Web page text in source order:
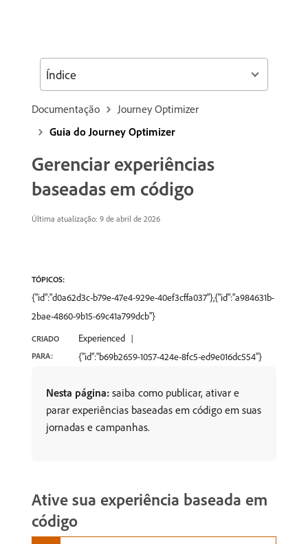
Documentação
Journey Optimizer
Guia do Journey Optimizer
Gerenciar experiências
baseadas em código
Última atualização: 9 de abril de 2026
TÓPICOS:
{"id":"d0a62d3c-b79e-47e4-929e-40ef3cffa037"},{"id":"a984631b-
2bae-4860-9b15-69c41a799dcb"}
CRIADO
PARA:
Experienced
{"id":"b69b2659-1057-424e-8fc5-ed9e016dc554"}
Nesta página: saiba como publicar, ativar e
parar experiências baseadas em código em suas
jornadas e campanhas.
Ative sua experiência baseada em
código
Índice